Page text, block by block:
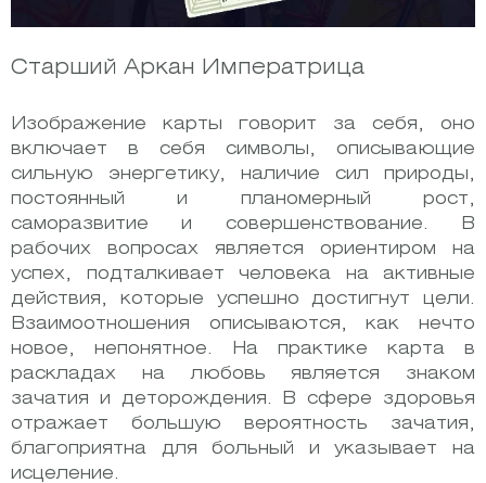
Старший Аркан Императрица
Изображение карты говорит за себя, оно
включает в себя символы, описывающие
сильную энергетику, наличие сил природы,
постоянный и планомерный рост,
саморазвитие и совершенствование. В
рабочих вопросах является ориентиром на
успех, подталкивает человека на активные
действия, которые успешно достигнут цели.
Взаимоотношения описываются, как нечто
новое, непонятное. На практике карта в
раскладах на любовь является знаком
зачатия и деторождения. В сфере здоровья
отражает большую вероятность зачатия,
благоприятна для больный и указывает на
исцеление.